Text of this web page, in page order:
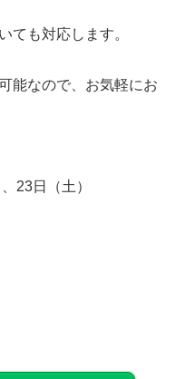
ても対応します。
能なので、お気軽にお
23日（土）